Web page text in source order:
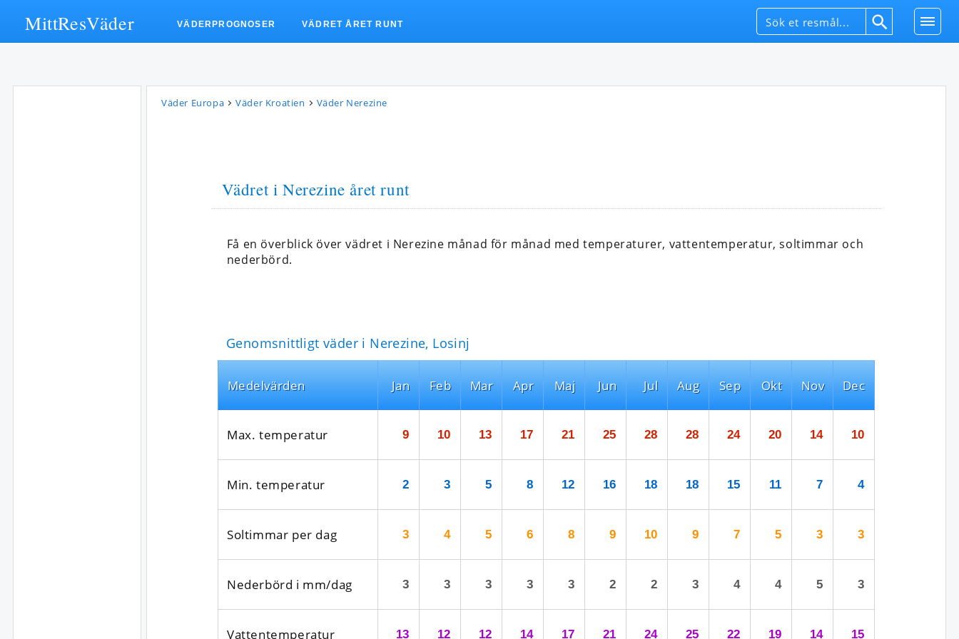
Väder Europa Väder Kroatien Väder Nerezine
Vädret i Nerezine året runt
Få en överblick över vädret i Nerezine månad för månad med temperaturer, vattentemperatur, soltimmar och
nederbörd.
Genomsnittligt väder i Nerezine, Losinj
Medel­värden
Max. temperatur
Min. temperatur
Soltimmar per dag
Nederbörd i mm/dag
Vattentemperatur
Jan
9
2
3
3
13
Feb
10
3
4
3
12
Mar
13
5
5
3
12
Apr
17
8
6
3
14
Maj
21
12
8
3
17
Jun
25
16
9
2
21
Jul
28
18
10
2
24
Aug
28
18
9
3
25
Sep
24
15
7
4
22
Okt
20
11
5
4
19
Nov
14
7
3
5
14
Dec
10
4
3
3
15
MittResVäder VÄDERPROGNOSER VÄDRET ÅRET RUNT